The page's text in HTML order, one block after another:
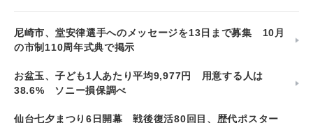
尼崎市、堂安律選手へのメッセージを13日まで募集 10月
の市制110周年式典で掲示
お盆玉、子ども1人あたり平均9,977円 用意する人は
38.6% ソニー損保調べ
仙台七夕まつり6日開幕 戦後復活80回目、歴代ポスター